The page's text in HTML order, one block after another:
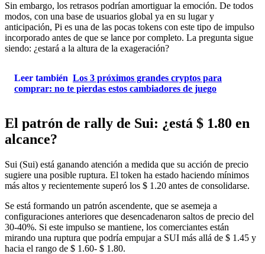
Sin embargo, los retrasos podrían amortiguar la emoción. De todos
modos, con una base de usuarios global ya en su lugar y
anticipación, Pi es una de las pocas tokens con este tipo de impulso
incorporado antes de que se lance por completo. La pregunta sigue
siendo: ¿estará a la altura de la exageración?
Leer también Los 3 próximos grandes cryptos para
comprar: no te pierdas estos cambiadores de juego
El patrón de rally de Sui: ¿está $ 1.80 en
alcance?
Sui (Sui) está ganando atención a medida que su acción de precio
sugiere una posible ruptura. El token ha estado haciendo mínimos
más altos y recientemente superó los $ 1.20 antes de consolidarse.
Se está formando un patrón ascendente, que se asemeja a
configuraciones anteriores que desencadenaron saltos de precio del
30-40%. Si este impulso se mantiene, los comerciantes están
mirando una ruptura que podría empujar a SUI más allá de $ 1.45 y
hacia el rango de $ 1.60- $ 1.80.